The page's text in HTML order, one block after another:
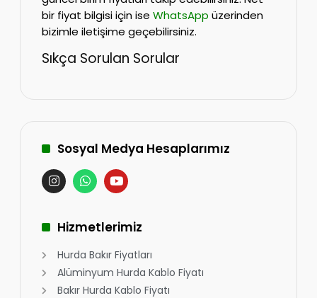
bir fiyat bilgisi için ise WhatsApp üzerinden
bizimle iletişime geçebilirsiniz.
Sıkça Sorulan Sorular
Sosyal Medya Hesaplarımız
Hizmetlerimiz
Hurda Bakır Fiyatları
Alüminyum Hurda Kablo Fiyatı
Bakır Hurda Kablo Fiyatı